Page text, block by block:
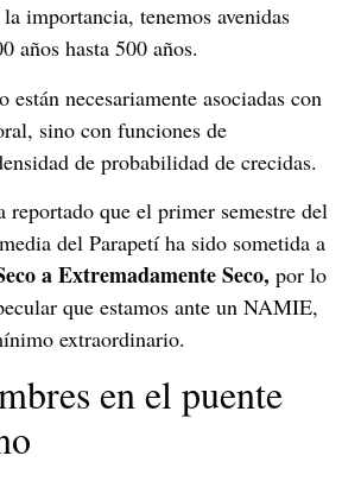
importancia, tenemos avenidas
años hasta 500 años.
están necesariamente asociadas con
sino con funciones de
de probabilidad de crecidas.
que el primer semestre del
del Parapetí ha sido sometida a
a Extremadamente Seco, por lo
que estamos ante un NAMIE,
extraordinario.
en el puente